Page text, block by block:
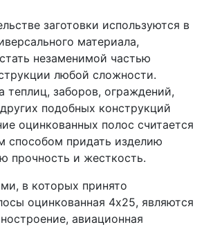
заготовки используются в
материала,
незаменимой частью
любой сложности.
теплиц, заборов, ограждений,
подобных конструкций
оцинкованных полос считается
способом придать изделию
прочность и жесткость.
в которых принято
оцинкованная 4х25, являются
авиационная